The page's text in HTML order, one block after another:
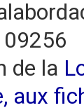
de la
aux